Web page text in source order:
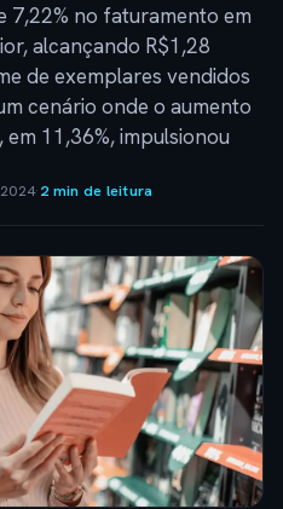
7,22% no faturamento em
alcançando R$1,28
de exemplares vendidos
cenário onde o aumento
11,36%, impulsionou
·2 min de leitura